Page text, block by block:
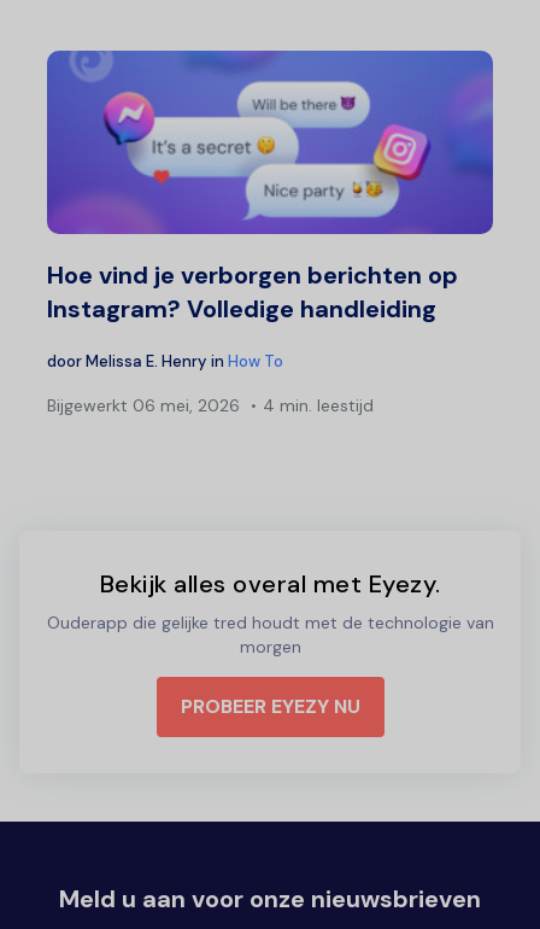
Hoe vind je verborgen berichten op
Instagram? Volledige handleiding
doorMelissa E. Henry in How To
Bijgewerkt 06 mei, 2026 4 min. leestijd
Bekijk alles overal met Eyezy.
Ouderapp die gelijke tred houdt met de technologie van
morgen
PROBEER EYEZY NU
Meld u aan voor onze nieuwsbrieven